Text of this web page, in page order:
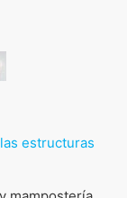
estructuras